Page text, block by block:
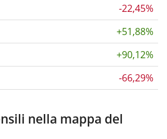
-22,45%
+51,88%
+90,12%
-66,29%
nella mappa del